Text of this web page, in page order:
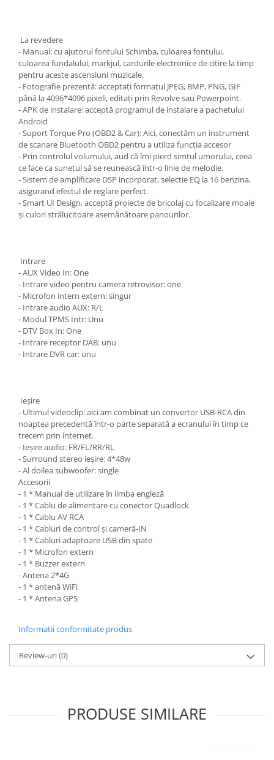
La revedere
- Manual: cu ajutorul fontului Schimba, culoarea fontului,
culoarea fundalului, markjul, cardurile electronice de citire la timp
pentru aceste ascensiuni muzicale.
- Fotografie prezentă: acceptați formatul JPEG, BMP, PNG, GIF
până la 4096*4096 pixeli, editați prin Revolve sau Powerpoint.
- APK de instalare: acceptă programul de instalare a pachetului
Android
- Suport Torque Pro (OBD2 & Car): Aici, conectăm un instrument
de scanare Bluetooth OBD2 pentru a utiliza funcția accesor
- Prin controlul volumului, aud că îmi pierd simțul umorului, ceea
ce face ca sunetul să se reunească într-o linie de melodie.
- Sistem de amplificare DSP incorporat, selectie EQ la 16 benzina,
asigurand efectul de reglare perfect.
- Smart UI Design, acceptă proiecte de bricolaj cu focalizare moale
și culori strălucitoare asemănătoare panourilor.
Intrare
- AUX Video In: One
- Intrare video pentru camera retrovisor: one
- Microfon intern extern: singur
- Intrare audio AUX: R/L
- Modul TPMS Intr: Unu
- DTV Box In: One
- Intrare receptor DAB: unu
- Intrare DVR car: unu
Ieșire
- Ultimul videoclip: aici am combinat un convertor USB-RCA din
noaptea precedentă într-o parte separată a ecranului în timp ce
trecem prin internet.
- Ieșire audio: FR/FL/RR/RL
- Surround stereo ieșire: 4*48w
- Al doilea subwoofer: single
Accesorii
- 1 * Manual de utilizare în limba engleză
- 1 * Cablu de alimentare cu conector Quadlock
- 1 * Cablu AV RCA
- 1 * Cabluri de control și cameră-IN
- 1 * Cabluri adaptoare USB din spate
- 1 * Microfon extern
- 1 * Buzzer extern
- Antena 2*4G
- 1 * antenă WiFi
- 1 * Antena GPS
Informatii conformitate produs
Review-uri(0)
PRODUSE SIMILARE